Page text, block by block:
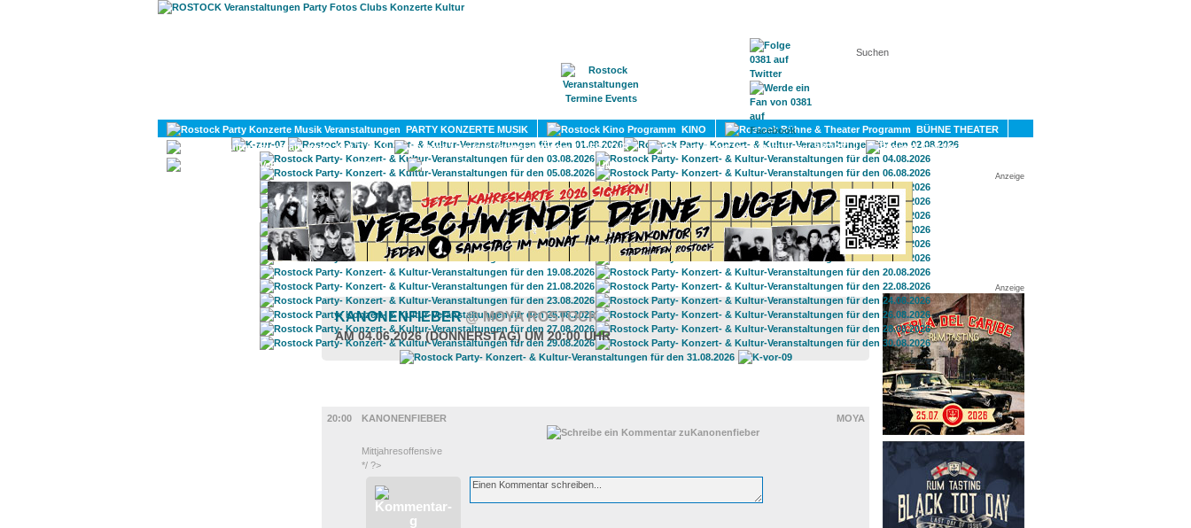
KONTAKT
PARTY KONZERTE MUSIK KINO
BÜHNE THEATER
KULTUR
LITERATUR SPORT
DIVERSES
UMLAND
Anzeige
Anzeige
KANONENFIEBER@ MOYA ROSTOCK
AM 04.06.2026 (DONNERSTAG) UM 20:00 UHR
20:00
KANONENFIEBER MOYA
Mittjahresoffensive
*/ ?>